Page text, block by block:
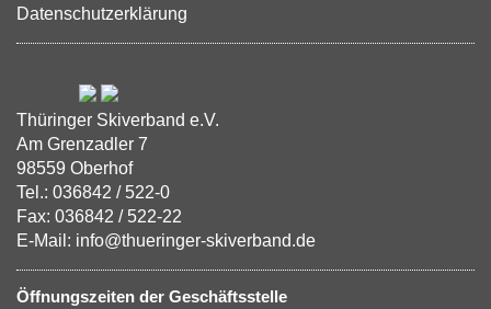
Datenschutzerklärung
Thüringer Skiverband e.V.
Am Grenzadler 7
98559 Oberhof
Tel.: 036842 / 522-0
Fax: 036842 / 522-22
E-Mail: info@thueringer-skiverband.de
Öffnungszeiten der Geschäftsstelle